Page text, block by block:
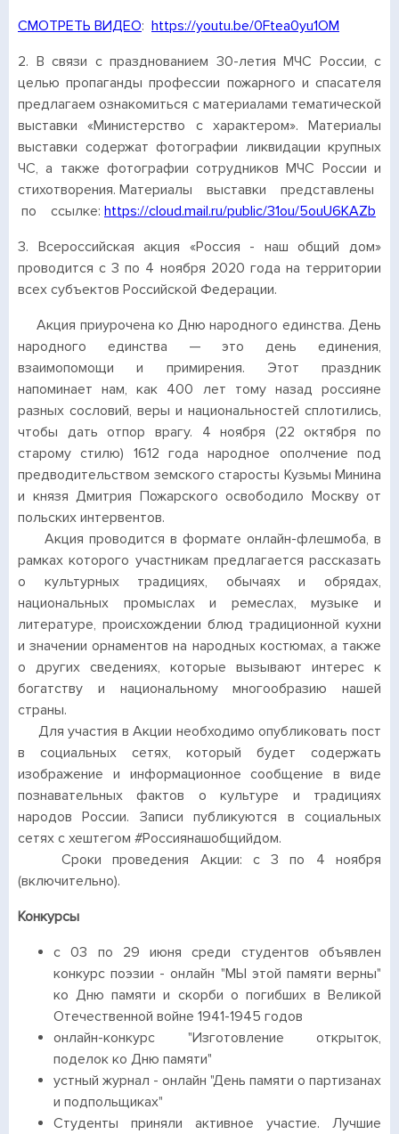
СМОТРЕТЬ ВИДЕО: https://youtu.be/0Ftea0yu1OM
2. В связи с празднованием 30-летия МЧС России, с
целью пропаганды профессии пожарного и спасателя
предлагаем ознакомиться с материалами тематической
выставки «Министерство с характером». Материалы
выставки содержат фотографии ликвидации крупных
ЧС, а также фотографии сотрудников МЧС России и
стихотворения. Материалы выставки представлены
по ссылке: https://cloud.mail.ru/public/31ou/5ouU6KAZb
3. Всероссийская акция «Россия - наш общий дом»
проводится с 3 по 4 ноября 2020 года на территории
всех субъектов Российской Федерации.
Акция приурочена ко Дню народного единства. День
народного единства — это день единения,
взаимопомощи и примирения. Этот праздник
напоминает нам, как 400 лет тому назад россияне
разных сословий, веры и национальностей сплотились,
чтобы дать отпор врагу. 4 ноября (22 октября по
старому стилю) 1612 года народное ополчение под
предводительством земского старосты Кузьмы Минина
и князя Дмитрия Пожарского освободило Москву от
польских интервентов.
Акция проводится в формате онлайн-флешмоба, в
рамках которого участникам предлагается рассказать
о культурных традициях, обычаях и обрядах,
национальных промыслах и ремеслах, музыке и
литературе, происхождении блюд традиционной кухни
и значении орнаментов на народных костюмах, а также
о других сведениях, которые вызывают интерес к
богатству и национальному многообразию нашей
страны.
Для участия в Акции необходимо опубликовать пост
в социальных сетях, который будет содержать
изображение и информационное сообщение в виде
познавательных фактов о культуре и традициях
народов России. Записи публикуются в социальных
сетях с хештегом #Россиянашобщийдом.
Сроки проведения Акции: с 3 по 4 ноября
(включительно).
Конкурсы
с 03 по 29 июня среди студентов объявлен
конкурс поэзии - онлайн "МЫ этой памяти верны"
ко Дню памяти и скорби о погибших в Великой
Отечественной войне 1941-1945 годов
онлайн-конкурс "Изготовление открыток,
поделок ко Дню памяти"
устный журнал - онлайн "День памяти о партизанах
и подпольщиках"
Студенты приняли активное участие. Лучшие